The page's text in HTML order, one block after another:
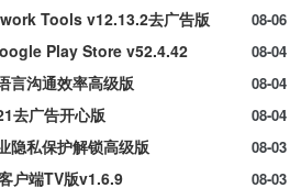
08-06
Tools v12.13.2去广告版
08-04
Play Store v52.4.42
08-04
言沟通效率高级版
08-04
去广告开心版
08-03
隐私保护解锁高级版
08-03
户端TV版v1.6.9